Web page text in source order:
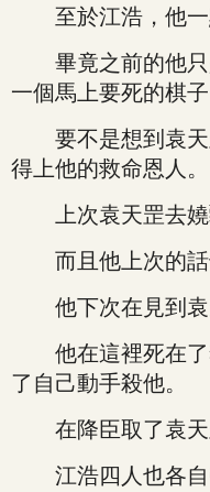
至於江浩，他一
畢竟之前的他只
一個馬上要死的棋子
要不是想到袁天
得上他的救命恩人。
上次袁天罡去嬈
而且他上次的話
他下次在見到袁
他在這裡死在了
了自己動手殺他。
在降臣取了袁天
江浩四人也各自